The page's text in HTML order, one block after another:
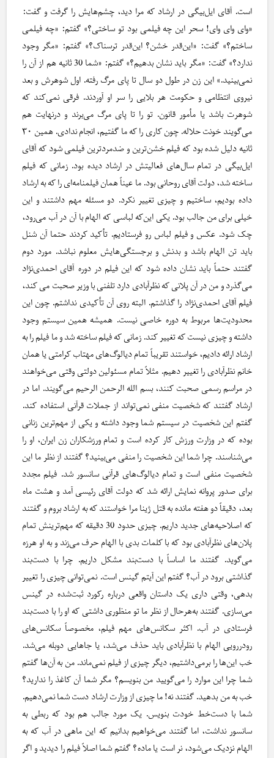
است. آقای ایل‌بیگی در ارشاد که مرا دید، چشم‌هایش را گرفت و گفت:
«وای وای وای! سحر این چه فیلمی بود تو ساختی؟» گفتم: «چه فیلمی
ساختم؟» گفت: «این‌قدر خشن؟ این‌قدر ترسناک؟» گفتم: «مگر وجود
ندارد؟» گفت: «مگر باید نشان بدهیم؟» گفتم: «شما 30 ثانیه هم از آن را
نمی‌بینید.» این زن در طول دو سال تا پای مرگ رفته. اول شوهرش و بعد
نیروی انتظامی و حکومت هر بلایی را سر او آوردند. فرقی نمی‌کند که
شوهرت باشد یا مأمور قانون. تو را تا پای مرگ می‌برند و درنهایت هم
می‌گویند خونت حلاله. چون کاری را که ما گفتیم، انجام ندادی. همین ۳۰
ثانیه دلیل شده بود که فیلم خشن‌ترین و ضدمردترین فیلمی شود که آقای
ایل‌بیگی در تمام سال‌های فعالیتش در ارشاد دیده بود. زمانی که فیلم
ساخته شد، دولت آقای روحانی بود. ما عیناً همان فیلمنامه‌ای را که به ارشاد
داده بودیم، ساختیم و چیزی تغییر نکرد. دو مسئله مهم داشتند و این
خیلی برای من جالب بود. یکی این‌که لباسی که الهام با آن در آب می‌رود،
چک شود. عکس و فیلم لباس رو فرستادیم. تأکید کردند حتما آن شنل
باید تن الهام باشد و بدنش و برجستگی‌هایش معلوم نباشد. مورد دوم
گفتند حتماً باید نشان داده شود که این فیلم در دوره آقای احمدی‌نژاد
می‌گذرد و من در آن پلانی که نظرآبادی دارد تلفنی با وزیر صحبت می کند،
فیلم آقای احمدی‌نژاد را گذاشتم. البته روی آن تأکیدی نداشتم. چون این
محدودیت‌ها مربوط به دوره خاصی نیست. همیشه همین سیستم وجود
داشته و چیزی نیست که تغییر کند. زمانی که فیلم ساخته شد و ما فیلم را به
ارشاد ارائه دادیم، خواستند تقریباً تمام دیالوگ‌های مهتاب کرامتی یا همان
خانم نظرآبادی را تغییر دهیم. مثلاً تمام مسئولین دولتی وقتی می‌خواهند
در مراسم رسمی صحبت کنند، بسم الله الرحمن الرحیم می‌گویند. اما در
ارشاد گفتند که شخصیت منفی نمی‌تواند از جملات قرآنی استفاده کند.
گفتم این شخصیت در سیستم شما وجود داشته و یکی از مهم‌ترین زنانی
بوده که در وزارت ورزش کار کرده است و تمام ورزشکاران زن ایران، او را
می‌شناسند. چرا شما این شخصیت را منفی می‌بینید؟ گفتند از نظر ما این
شخصیت منفی است و تمام دیالوگ‌های قرآنی سانسور شد. فیلم مجدد
برای صدور پروانه نمایش ارائه شد که دولت آقای رئیسی آمد و هشت ماه
بعد، دقیقاً دو هفته مانده به قتل ژینا مرا خواستند که به ارشاد بروم و گفتند
که اصلاحیه‌های جدید داریم. چیزی حدود 30 دقیقه که مهم‌ترینش تمام
پلان‌های نظرآبادی بود که با کلمات بدی با الهام حرف می‌زند و به او هرزه
می‌گوید. گفتند ما اساساً با دست‌بند مشکل داریم. چرا با دست‌بند
گذاشتی برود در آب؟ گفتم این آیتم گینس است. نمی‌توانی چیزی را تغییر
بدهی، وقتی داری یک داستان واقعی درباره رکورد ثبت‌شده در گینس
می‌سازی. گفتند به‌هرحال از نظر ما تو منظوری داشتی که او را با دست‌بند
فرستادی در آب. اکثر سکانس‌های مهم فیلم، مخصوصاً سکانس‌های
رودررویی الهام با نظرآبادی باید حذف می‌شد، یا جاهایی دوبله می‌شد.
خب این‌ها را برمی‌داشتیم، دیگر چیزی از فیلم نمی‌ماند. من به آن‌ها گفتم
شما چرا این موارد را می‌گویید من بنویسم؟ مگر شما آن کاغذ را ندارید؟
خب به من بدهید. گفتند نه! ما چیزی از وزارت ارشاد دست شما نمی‌دهیم.
شما با دست‌خط خودت بنویس. یک مورد جالب هم بود که ربطی به
سانسور نداشت، اما گفتند می‌خواهیم بدانیم که این ماهی در آب که به
الهام نزدیک می‌شود، نر است یا ماده؟ گفتم شما اصلاً فیلم را دیدید و اگر